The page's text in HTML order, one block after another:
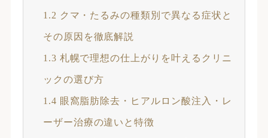
1.2 クマ・たるみの種類別で異なる症状と
その原因を徹底解説
1.3 札幌で理想の仕上がりを叶えるクリニ
ックの選び方
1.4 眼窩脂肪除去・ヒアルロン酸注入・レ
ーザー治療の違いと特徴